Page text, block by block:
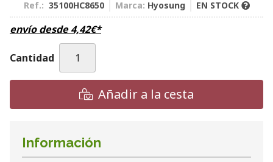
Ref.: 35100HC8650 Marca: Hyosung EN STOCK
envío desde4,42€*
Cantidad
Añadir a la cesta
Información